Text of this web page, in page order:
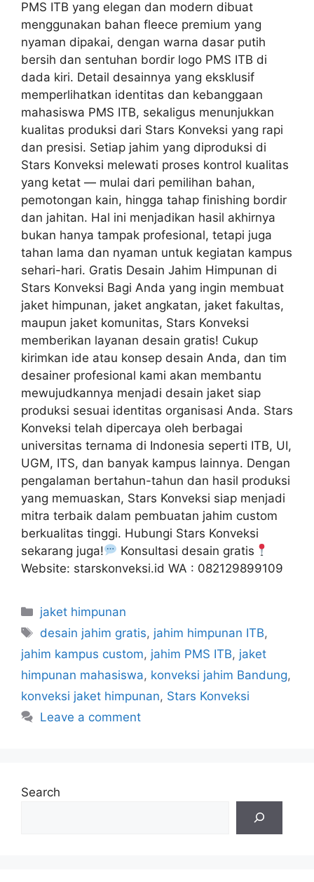
PMS ITB yang elegan dan modern dibuat
menggunakan bahan fleece premium yang
nyaman dipakai, dengan warna dasar putih
bersih dan sentuhan bordir logo PMS ITB di
dada kiri. Detail desainnya yang eksklusif
memperlihatkan identitas dan kebanggaan
mahasiswa PMS ITB, sekaligus menunjukkan
kualitas produksi dari Stars Konveksi yang rapi
dan presisi. Setiap jahim yang diproduksi di
Stars Konveksi melewati proses kontrol kualitas
yang ketat — mulai dari pemilihan bahan,
pemotongan kain, hingga tahap finishing bordir
dan jahitan. Hal ini menjadikan hasil akhirnya
bukan hanya tampak profesional, tetapi juga
tahan lama dan nyaman untuk kegiatan kampus
sehari-hari. Gratis Desain Jahim Himpunan di
Stars Konveksi Bagi Anda yang ingin membuat
jaket himpunan, jaket angkatan, jaket fakultas,
maupun jaket komunitas, Stars Konveksi
memberikan layanan desain gratis! Cukup
kirimkan ide atau konsep desain Anda, dan tim
desainer profesional kami akan membantu
mewujudkannya menjadi desain jaket siap
produksi sesuai identitas organisasi Anda. Stars
Konveksi telah dipercaya oleh berbagai
universitas ternama di Indonesia seperti ITB, UI,
UGM, ITS, dan banyak kampus lainnya. Dengan
pengalaman bertahun-tahun dan hasil produksi
yang memuaskan, Stars Konveksi siap menjadi
mitra terbaik dalam pembuatan jahim custom
berkualitas tinggi. Hubungi Stars Konveksi
sekarang juga!
Konsultasi desain gratis
Website: starskonveksi.id WA : 082129899109
jaket himpunan
desain jahim gratis, jahim himpunan ITB,
jahim kampus custom, jahim PMS ITB, jaket
himpunan mahasiswa, konveksi jahim Bandung,
konveksi jaket himpunan, Stars Konveksi
Leave a comment
Search